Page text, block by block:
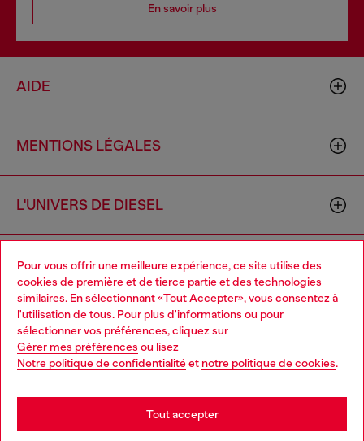
Pour vous offrir une meilleure expérience, ce site utilise des
cookies de première et de tierce partie et des technologies
similaires. En sélectionnant «Tout Accepter», vous consentez à
l'utilisation de tous. Pour plus d'informations ou pour
sélectionner vos préférences, cliquez sur
Gérer mes préférences ou lisez
Notre politique de confidentialitéet notre politique de cookies.
Tout accepter
En savoir plus
AIDE
MENTIONS LÉGALES
L'UNIVERS DE DIESEL
CORPORATE
Country: FR Language: FR
Choose your location
You are currently browsing France website, but it seems you
may be based in United States